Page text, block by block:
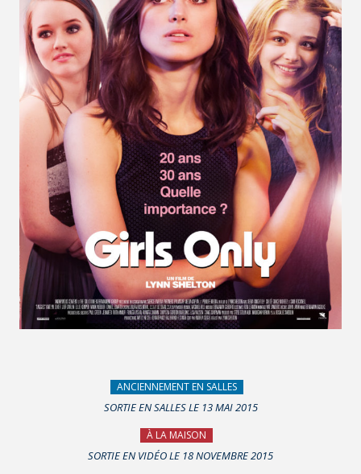
ANCIENNEMENT EN SALLES
SORTIE EN SALLES LE 13 MAI 2015
À LA MAISON
SORTIE EN VIDÉO LE 18 NOVEMBRE 2015